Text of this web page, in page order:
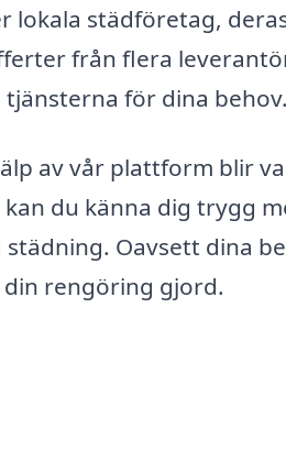
lokala städföretag,
från flera
för dina behov.
av vår plattform blir
du känna dig trygg
Oavsett dina
rengöring gjord.